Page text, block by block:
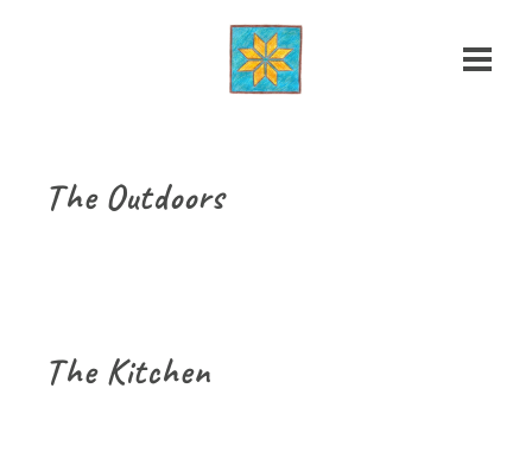
The Outdoors
The Kitchen